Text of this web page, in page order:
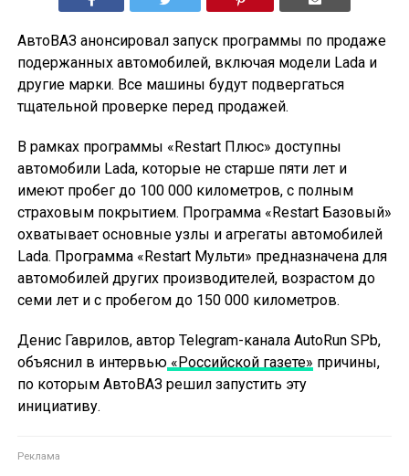
АвтоВАЗ анонсировал запуск программы по продаже
подержанных автомобилей, включая модели Lada и
другие марки. Все машины будут подвергаться
тщательной проверке перед продажей.
В рамках программы «Restart Плюс» доступны
автомобили Lada, которые не старше пяти лет и
имеют пробег до 100 000 километров, с полным
страховым покрытием. Программа «Restart Базовый»
охватывает основные узлы и агрегаты автомобилей
Lada. Программа «Restart Мульти» предназначена для
автомобилей других производителей, возрастом до
семи лет и с пробегом до 150 000 километров.
Денис Гаврилов, автор Telegram-канала AutoRun SPb,
объяснил в интервью«Российской газете» причины,
по которым АвтоВАЗ решил запустить эту
инициативу.